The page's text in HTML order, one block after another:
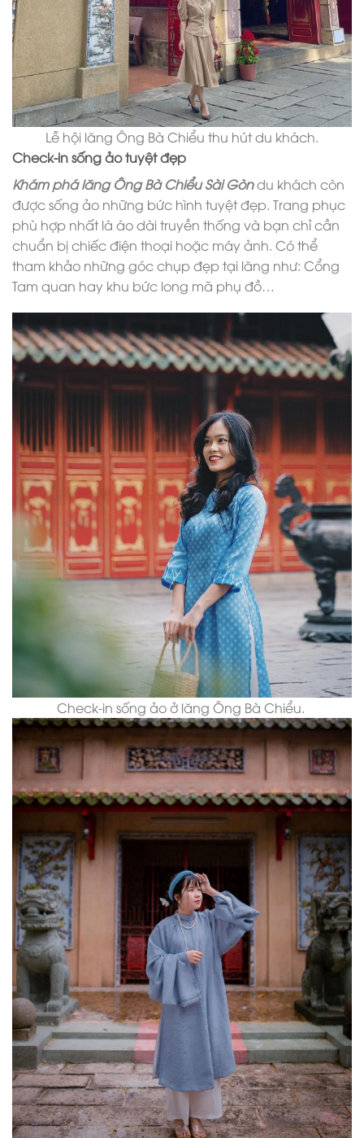
Lễ hội lăng Ông Bà Chiểu thu hút du khách.
Check-in sống ảo tuyệt đẹp
Khám phá lăng Ông Bà Chiểu Sài Gòndu khách còn
được sống ảo những bức hình tuyệt đẹp. Trang phục
phù hợp nhất là áo dài truyền thống và bạn chỉ cần
chuẩn bị chiếc điện thoại hoặc máy ảnh. Có thể
tham khảo những góc chụp đẹp tại lăng như: Cổng
Tam quan hay khu bức long mã phụ đồ…
Check-in sống ảo ở lăng Ông Bà Chiểu.